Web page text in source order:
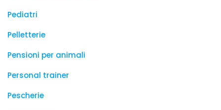
Pediatri
Pelletterie
Pensioni per animali
Personal trainer
Pescherie